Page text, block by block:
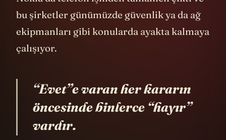
Nokia da telefon işinden tamamen çıktı ve
bu şirketler günümüzde güvenlik ya da ağ
ekipmanları gibi konularda ayakta kalmaya
“Evet”e varan her kararın
öncesinde binlerce “hayır”